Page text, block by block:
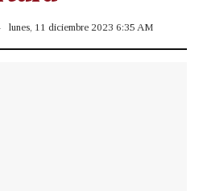
lunes, 11 diciembre 2023 6:35 AM